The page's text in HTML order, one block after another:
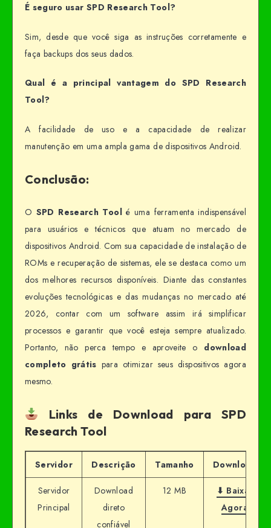
É seguro usar SPD Research Tool?
Sim, desde que você siga as instruções corretamente e
faça backups dos seus dados.
Qual é a principal vantagem do SPD Research
Tool?
A facilidade de uso e a capacidade de realizar
manutenção em uma ampla gama de dispositivos Android.
Conclusão:
O SPD Research Toolé uma ferramenta indispensável
para usuários e técnicos que atuam no mercado de
dispositivos Android. Com sua capacidade de instalação de
ROMs e recuperação de sistemas, ele se destaca como um
dos melhores recursos disponíveis. Diante das constantes
evoluções tecnológicas e das mudanças no mercado até
2026, contar com um software assim irá simplificar
processos e garantir que você esteja sempre atualizado.
Portanto, não perca tempo e aproveite o download
completo grátis para otimizar seus dispositivos agora
mesmo.
Links de Download para SPD
Research Tool
Servidor Descrição Tamanho Download
Servidor
Principal
Download
direto
confiável
12 MB
⬇ Baixar
Agora